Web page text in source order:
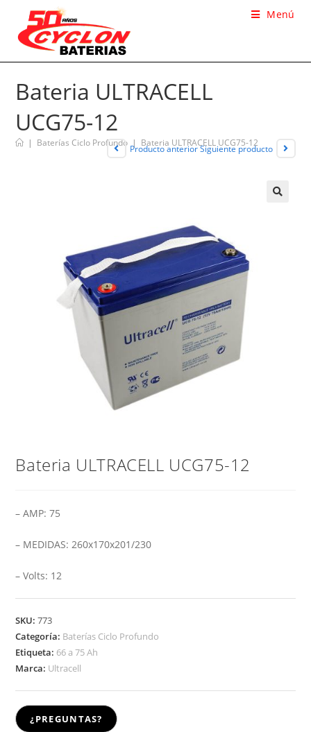
Menú
Bateria ULTRACELL
UCG75-12
| Baterías Ciclo Profundo | Bateria ULTRACELL UCG75-12
Producto anteriorSiguiente producto
Bateria ULTRACELL UCG75-12
– AMP: 75
– MEDIDAS: 260x170x201/230
– Volts: 12
SKU:773
Categoría: Baterías Ciclo Profundo
Etiqueta: 66 a 75 Ah
Marca: Ultracell